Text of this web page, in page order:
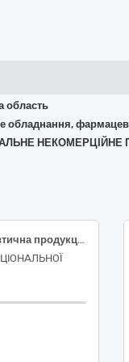
область
обладнання,
Лікарські засоби та фармацевтична продукція